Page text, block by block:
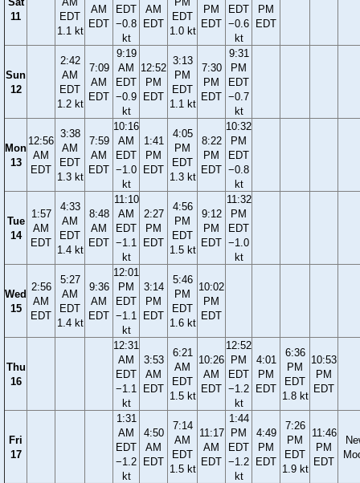
11
EDT
1.1 kt
AM
EDT
EDT
−0.8
kt
AM
EDT
EDT
1.0 kt
PM
EDT
EDT
−0.6
kt
PM
EDT
Sun
12
2:42
AM
EDT
1.2 kt
7:09
AM
EDT
9:19
AM
EDT
−0.9
kt
12:52
PM
EDT
3:13
PM
EDT
1.1 kt
7:30
PM
EDT
9:31
PM
EDT
−0.7
kt
Mon
13
12:56
AM
EDT
3:38
AM
EDT
1.3 kt
7:59
AM
EDT
10:16
AM
EDT
−1.0
kt
1:41
PM
EDT
4:05
PM
EDT
1.3 kt
8:22
PM
EDT
10:32
PM
EDT
−0.8
kt
Tue
14
1:57
AM
EDT
4:33
AM
EDT
1.4 kt
8:48
AM
EDT
11:10
AM
EDT
−1.1
kt
2:27
PM
EDT
4:56
PM
EDT
1.5 kt
9:12
PM
EDT
11:32
PM
EDT
−1.0
kt
Wed
15
2:56
AM
EDT
5:27
AM
EDT
1.4 kt
9:36
AM
EDT
12:01
PM
EDT
−1.1
kt
3:14
PM
EDT
5:46
PM
EDT
1.6 kt
10:02
PM
EDT
Thu
16
12:31
AM
EDT
−1.1
kt
3:53
AM
EDT
6:21
AM
EDT
1.5 kt
10:26
AM
EDT
12:52
PM
EDT
−1.2
kt
4:01
PM
EDT
6:36
PM
EDT
1.8 kt
10:53
PM
EDT
Fri
17
1:31
AM
EDT
−1.2
kt
4:50
AM
EDT
7:14
AM
EDT
1.5 kt
11:17
AM
EDT
1:44
PM
EDT
−1.2
kt
4:49
PM
EDT
7:26
PM
EDT
1.9 kt
11:46
PM
EDT